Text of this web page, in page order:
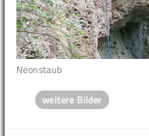
Neonstaub
weitere Bilder